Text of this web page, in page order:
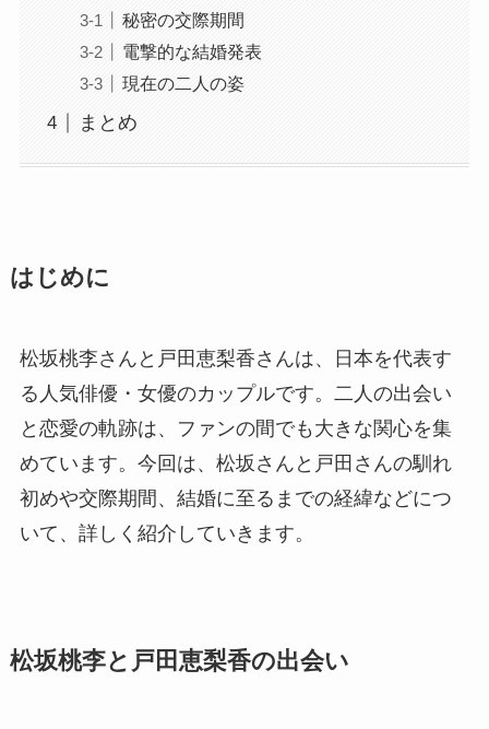
秘密の交際期間
電撃的な結婚発表
現在の二人の姿
まとめ
はじめに
松坂桃李さんと戸田恵梨香さんは、日本を代表す
る人気俳優・女優のカップルです。二人の出会い
と恋愛の軌跡は、ファンの間でも大きな関心を集
めています。今回は、松坂さんと戸田さんの馴れ
初めや交際期間、結婚に至るまでの経緯などにつ
いて、詳しく紹介していきます。
松坂桃李と戸田恵梨香の出会い